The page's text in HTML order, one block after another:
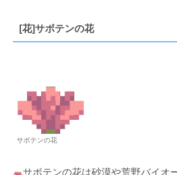
[花]サボテンの花
サボテンの花
サボテンの花は砂漠や荒野バイオ